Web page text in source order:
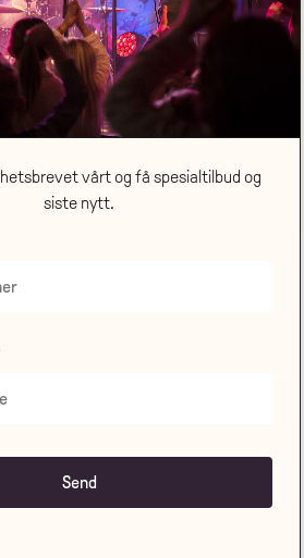
samarbeidspartnere!
vårt og få spesialtilbud og
siste nytt.